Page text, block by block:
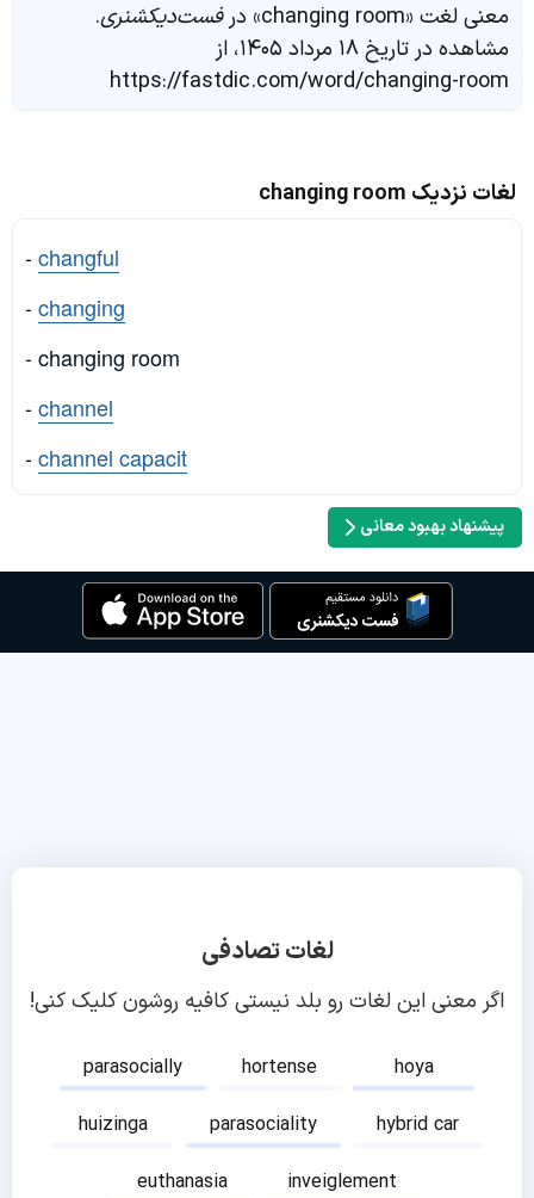
معنی لغت «changing room» در فست‌دیکشنری.
مشاهده در تاریخ ۱۸ مرداد ۱۴۰۵، از
https://fastdic.com/word/changing-room
لغات نزدیک changing room
-changful
-changing
- changing room
-channel
-channel capacit
پیشنهاد بهبود معانی
لغات تصادفی
اگر معنی این لغات رو بلد نیستی کافیه روشون کلیک کنی!
parasocially hortense
hoya
huizinga
parasociality
hybrid car
euthanasia
inveiglement